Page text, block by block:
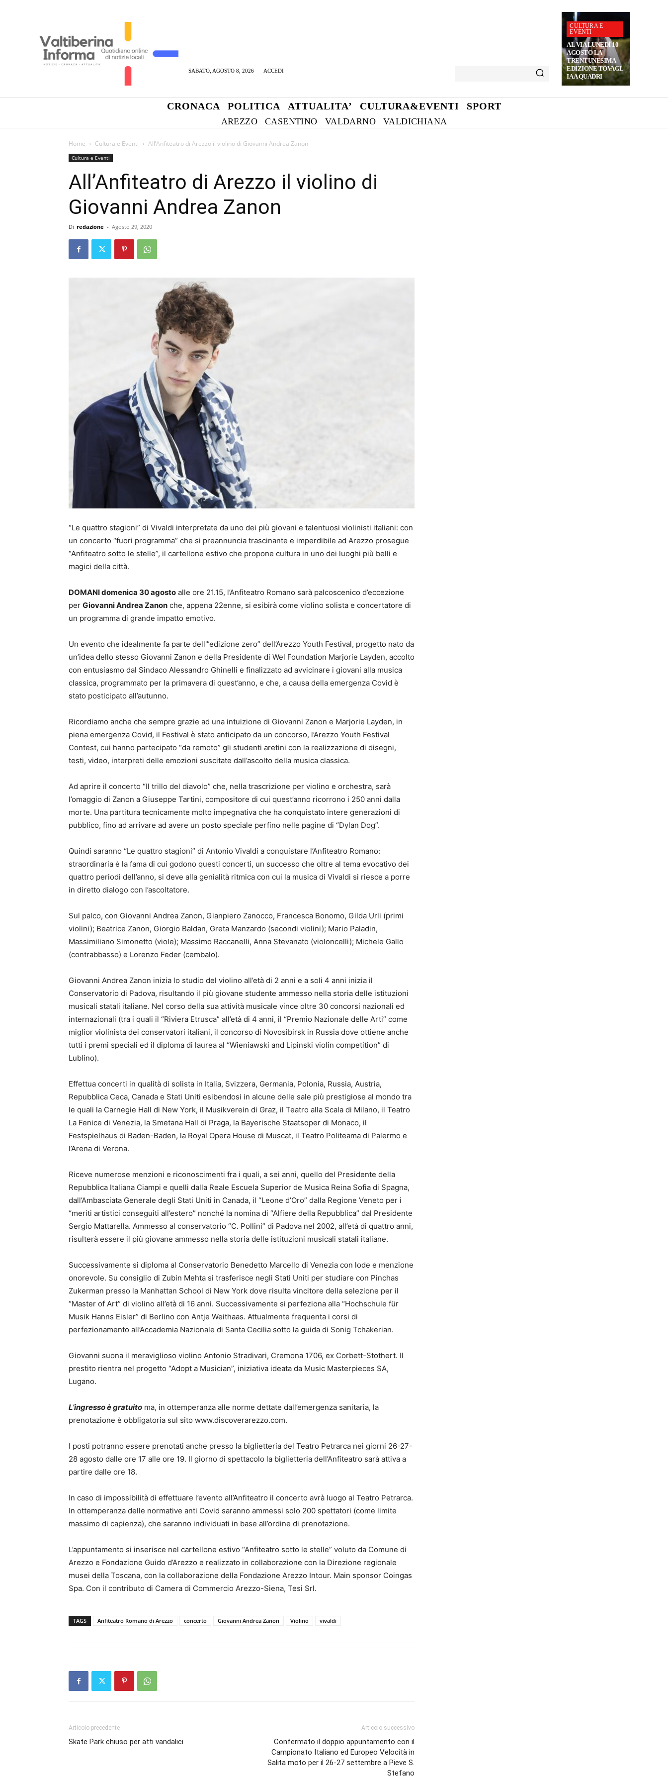
SABATO, AGOSTO 8, 2026 ACCEDI
CULTURA E
EVENTI
AL VIA LUNEDÌ 10
AGOSTO LA
TRENTUNESIMA
EDIZIONE TOVAGL
IA A QUADRI
CRONACA POLITICA ATTUALITA’ CULTURA&EVENTI SPORT
AREZZO CASENTINO VALDARNO VALDICHIANA
Home Cultura e Eventi All’Anfiteatro di Arezzo il violino di Giovanni Andrea Zanon
Cultura e Eventi
All’Anfiteatro di Arezzo il violino di
Giovanni Andrea Zanon
Di redazione - Agosto 29, 2020
“Le quattro stagioni” di Vivaldi interpretate da uno dei più giovani e talentuosi violinisti italiani: con
un concerto “fuori programma” che si preannuncia trascinante e imperdibile ad Arezzo prosegue
“Anfiteatro sotto le stelle”, il cartellone estivo che propone cultura in uno dei luoghi più belli e
magici della città.
DOMANI domenica 30 agosto alle ore 21.15, l’Anfiteatro Romano sarà palcoscenico d’eccezione
per Giovanni Andrea Zanon che, appena 22enne, si esibirà come violino solista e concertatore di
un programma di grande impatto emotivo.
Un evento che idealmente fa parte dell'”edizione zero” dell’Arezzo Youth Festival, progetto nato da
un’idea dello stesso Giovanni Zanon e della Presidente di Wel Foundation Marjorie Layden, accolto
con entusiasmo dal Sindaco Alessandro Ghinelli e finalizzato ad avvicinare i giovani alla musica
classica, programmato per la primavera di quest’anno, e che, a causa della emergenza Covid è
stato posticipato all’autunno.
Ricordiamo anche che sempre grazie ad una intuizione di Giovanni Zanon e Marjorie Layden, in
piena emergenza Covid, il Festival è stato anticipato da un concorso, l’Arezzo Youth Festival
Contest, cui hanno partecipato “da remoto” gli studenti aretini con la realizzazione di disegni,
testi, video, interpreti delle emozioni suscitate dall’ascolto della musica classica.
Ad aprire il concerto “Il trillo del diavolo” che, nella trascrizione per violino e orchestra, sarà
l’omaggio di Zanon a Giuseppe Tartini, compositore di cui quest’anno ricorrono i 250 anni dalla
morte. Una partitura tecnicamente molto impegnativa che ha conquistato intere generazioni di
pubblico, fino ad arrivare ad avere un posto speciale perfino nelle pagine di “Dylan Dog”.
Quindi saranno “Le quattro stagioni” di Antonio Vivaldi a conquistare l’Anfiteatro Romano:
straordinaria è la fama di cui godono questi concerti, un successo che oltre al tema evocativo dei
quattro periodi dell’anno, si deve alla genialità ritmica con cui la musica di Vivaldi si riesce a porre
in diretto dialogo con l’ascoltatore.
Sul palco, con Giovanni Andrea Zanon, Gianpiero Zanocco, Francesca Bonomo, Gilda Urli (primi
violini); Beatrice Zanon, Giorgio Baldan, Greta Manzardo (secondi violini); Mario Paladin,
Massimiliano Simonetto (viole); Massimo Raccanelli, Anna Stevanato (violoncelli); Michele Gallo
(contrabbasso) e Lorenzo Feder (cembalo).
Giovanni Andrea Zanon inizia lo studio del violino all’età di 2 anni e a soli 4 anni inizia il
Conservatorio di Padova, risultando il più giovane studente ammesso nella storia delle istituzioni
musicali statali italiane. Nel corso della sua attività musicale vince oltre 30 concorsi nazionali ed
internazionali (tra i quali il “Riviera Etrusca” all’età di 4 anni, il “Premio Nazionale delle Arti” come
miglior violinista dei conservatori italiani, il concorso di Novosibirsk in Russia dove ottiene anche
tutti i premi speciali ed il diploma di laurea al “Wieniawski and Lipinski violin competition” di
Lublino).
Effettua concerti in qualità di solista in Italia, Svizzera, Germania, Polonia, Russia, Austria,
Repubblica Ceca, Canada e Stati Uniti esibendosi in alcune delle sale più prestigiose al mondo tra
le quali la Carnegie Hall di New York, il Musikverein di Graz, il Teatro alla Scala di Milano, il Teatro
La Fenice di Venezia, la Smetana Hall di Praga, la Bayerische Staatsoper di Monaco, il
Festspielhaus di Baden-Baden, la Royal Opera House di Muscat, il Teatro Politeama di Palermo e
l’Arena di Verona.
Riceve numerose menzioni e riconoscimenti fra i quali, a sei anni, quello del Presidente della
Repubblica Italiana Ciampi e quelli dalla Reale Escuela Superior de Musica Reina Sofia di Spagna,
dall’Ambasciata Generale degli Stati Uniti in Canada, il “Leone d’Oro” dalla Regione Veneto per i
“meriti artistici conseguiti all’estero” nonché la nomina di “Alfiere della Repubblica” dal Presidente
Sergio Mattarella. Ammesso al conservatorio “C. Pollini” di Padova nel 2002, all’età di quattro anni,
risulterà essere il più giovane ammesso nella storia delle istituzioni musicali statali italiane.
Successivamente si diploma al Conservatorio Benedetto Marcello di Venezia con lode e menzione
onorevole. Su consiglio di Zubin Mehta si trasferisce negli Stati Uniti per studiare con Pinchas
Zukerman presso la Manhattan School di New York dove risulta vincitore della selezione per il
“Master of Art” di violino all’età di 16 anni. Successivamente si perfeziona alla “Hochschule für
Musik Hanns Eisler” di Berlino con Antje Weithaas. Attualmente frequenta i corsi di
perfezionamento all’Accademia Nazionale di Santa Cecilia sotto la guida di Sonig Tchakerian.
Giovanni suona il meraviglioso violino Antonio Stradivari, Cremona 1706, ex Corbett-Stothert. Il
prestito rientra nel progetto “Adopt a Musician”, iniziativa ideata da Music Masterpieces SA,
Lugano.
L’ingresso è gratuito ma, in ottemperanza alle norme dettate dall’emergenza sanitaria, la
prenotazione è obbligatoria sul sito www.discoverarezzo.com.
I posti potranno essere prenotati anche presso la biglietteria del Teatro Petrarca nei giorni 26-27-
28 agosto dalle ore 17 alle ore 19. Il giorno di spettacolo la biglietteria dell’Anfiteatro sarà attiva a
partire dalle ore 18.
In caso di impossibilità di effettuare l’evento all’Anfiteatro il concerto avrà luogo al Teatro Petrarca.
In ottemperanza delle normative anti Covid saranno ammessi solo 200 spettatori (come limite
massimo di capienza), che saranno individuati in base all’ordine di prenotazione.
L’appuntamento si inserisce nel cartellone estivo “Anfiteatro sotto le stelle” voluto da Comune di
Arezzo e Fondazione Guido d’Arezzo e realizzato in collaborazione con la Direzione regionale
musei della Toscana, con la collaborazione della Fondazione Arezzo Intour. Main sponsor Coingas
Spa. Con il contributo di Camera di Commercio Arezzo-Siena, Tesi Srl.
TAGS Anfiteatro Romano di Arezzo concerto Giovanni Andrea Zanon Violino vivaldi
Articolo precedente
Skate Park chiuso per atti vandalici
Articolo successivo
Confermato il doppio appuntamento con il
Campionato Italiano ed Europeo Velocità in
Salita moto per il 26-27 settembre a Pieve S.
Stefano